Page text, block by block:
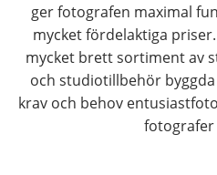
ger fotografen maximal
mycket fördelaktiga
mycket brett sortiment av
och studiotillbehör
krav och behov
fotografer